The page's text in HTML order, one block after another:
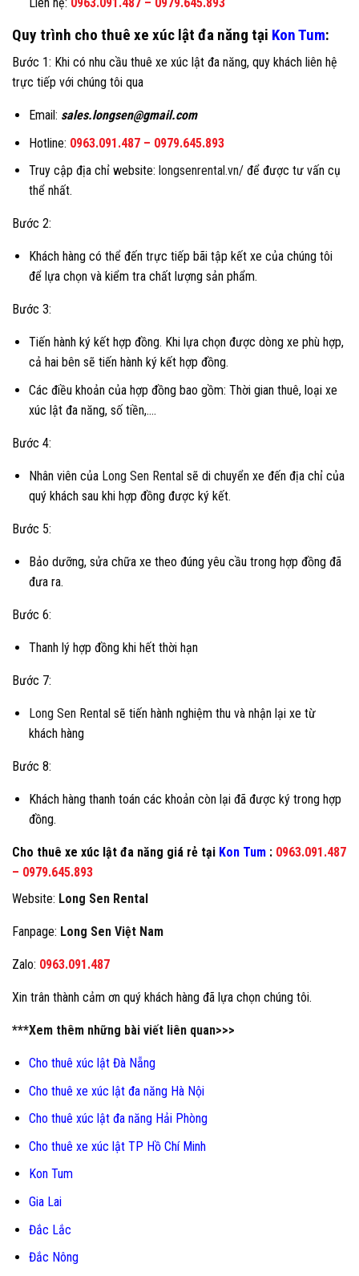
Quy trình cho thuê xe xúc lật đa năng tại Kon Tum:
Bước 1: Khi có nhu cầu thuê xe xúc lật đa năng, quy khách liên hệ
trực tiếp với chúng tôi qua
Email: sales.longsen@gmail.com
Hotline: 0963.091.487– 0979.645.893
Truy cập địa chỉ website: longsenrental.vn/để được tư vấn cụ
thể nhất.
Bước 2:
Khách hàng có thể đến trực tiếp bãi tập kết xe của chúng tôi
để lựa chọn và kiểm tra chất lượng sản phẩm.
Bước 3:
Tiến hành ký kết hợp đồng. Khi lựa chọn được dòng xe phù hợp,
cả hai bên sẽ tiến hành ký kết hợp đồng.
Các điều khoản của hợp đồng bao gồm: Thời gian thuê, loại xe
xúc lật đa năng, số tiền,….
Bước 4:
Nhân viên của Long Sen Rentalsẽ di chuyển xe đến địa chỉ của
quý khách sau khi hợp đồng được ký kết.
Bước 5:
Bảo dưỡng, sửa chữa xe theo đúng yêu cầu trong hợp đồng đã
đưa ra.
Bước 6:
Thanh lý hợp đồng khi hết thời hạn
Bước 7:
Long Sen Rentalsẽ tiến hành nghiệm thu và nhận lại xe từ
khách hàng
Bước 8:
Khách hàng thanh toán các khoản còn lại đã được ký trong hợp
đồng.
Cho thuê xe xúc lật đa năng giá rẻ tại Kon Tum : 0963.091.487
– 0979.645.893
Website: Long Sen Rental
Fanpage: Long Sen Việt Nam
Zalo: 0963.091.487
Xin trân thành cảm ơn quý khách hàng đã lựa chọn chúng tôi.
***Xem thêm những bài viết liên quan>>>
Cho thuê xúc lật Đà Nẵng
Cho thuê xe xúc lật đa năng Hà Nội
Cho thuê xúc lật đa năng Hải Phòng
Cho thuê xe xúc lật TP Hồ Chí Minh
Kon Tum
Gia Lai
Đắc Lắc
Đắc Nông